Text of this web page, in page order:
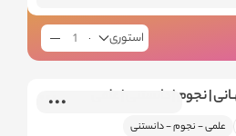
استوری
| نجوم | دانستنی | علمی
علمی - نجوم - دانستنی